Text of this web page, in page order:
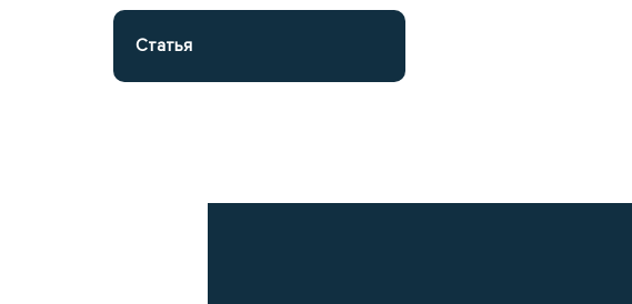
Чарнобыльская трагедыя у сучаснай беларускай літаратуры (па кнізе
Статья